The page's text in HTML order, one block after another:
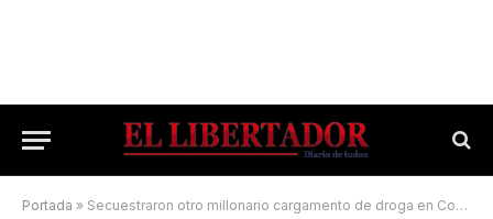
Portada » Secuestraron otro millonario cargamento de droga en Corrientes